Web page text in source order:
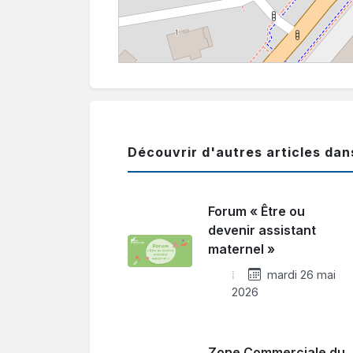
Découvrir d'autres articles
Forum « Être ou
devenir assistant
maternel »
mardi 26 mai
2026